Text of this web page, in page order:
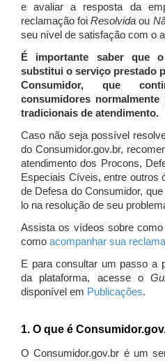
e avaliar a resposta da
reclamação foiResolvida ou
seu nível de satisfação com o
É importante saber que
substitui o serviço prestado
Consumidor, que
consumidores
tradicionais de atendimento.
Caso não seja possível
do Consumidor.gov.br,
atendimento dos Procons,
Especiais Cíveis, entre outros
de Defesa do Consumidor,
lo na resolução de seu
Assista os vídeos sobre como
como acompanhar sua
E para consultar um passo a
da plataforma, acesse o
disponível em Publicações.
1. O que é
O Consumidor.gov.br é um